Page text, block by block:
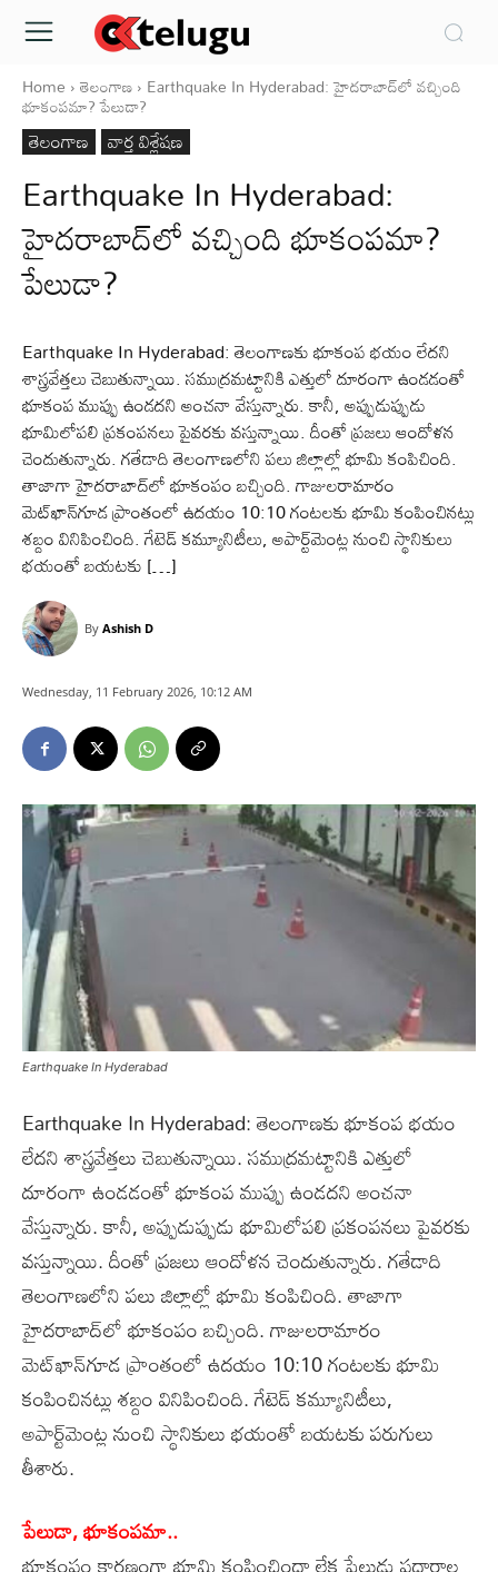
Home తెలంగాణ Earthquake In Hyderabad: హైదరాబాద్‌లో వచ్చింది
భూకంపమా? పేలుడా?
తెలంగాణ వార్త విశ్లేషణ
Earthquake In Hyderabad:
హైదరాబాద్‌లో వచ్చింది భూకంపమా?
పేలుడా?
Earthquake In Hyderabad: తెలంగాణకు భూకంప భయం లేదని
శాస్త్రవేత్తలు చెబుతున్నాయి. సముద్రమట్టానికి ఎత్తులో దూరంగా ఉండడంతో
భూకంప ముప్పు ఉండదని అంచనా వేస్తున్నారు. కానీ, అప్పుడుప్పుడు
భూమిలోపలి ప్రకంపనలు పైవరకు వస్తున్నాయి. దీంతో ప్రజలు ఆందోళన
చెందుతున్నారు. గతేడాది తెలంగాణలోని పలు జిల్లాల్లో భూమి కంపిచింది.
తాజాగా హైదరాబాద్‌లో భూకంపం బచ్చింది. గాజులరామారం
మెట్‌ఖాన్‌గూడ ప్రాంతంలో ఉదయం 10:10 గంటలకు భూమి కంపించినట్లు
శబ్దం వినిపించింది. గేటెడ్‌ కమ్యూనిటీలు, అపార్ట్‌మెంట్ల నుంచి స్థానికులు
భయంతో బయటకు […]
By Ashish D
Wednesday, 11 February 2026, 10:12 AM
Earthquake In Hyderabad
Earthquake In Hyderabad: తెలంగాణకు భూకంప భయం
లేదని శాస్త్రవేత్తలు చెబుతున్నాయి. సముద్రమట్టానికి ఎత్తులో
దూరంగా ఉండడంతో భూకంప ముప్పు ఉండదని అంచనా
వేస్తున్నారు. కానీ, అప్పుడుప్పుడు భూమిలోపలి ప్రకంపనలు పైవరకు
వస్తున్నాయి. దీంతో ప్రజలు ఆందోళన చెందుతున్నారు. గతేడాది
తెలంగాణలోని పలు జిల్లాల్లో భూమి కంపిచింది. తాజాగా
హైదరాబాద్‌లో భూకంపం బచ్చింది. గాజులరామారం
మెట్‌ఖాన్‌గూడ ప్రాంతంలో ఉదయం 10:10 గంటలకు భూమి
కంపించినట్లు శబ్దం వినిపించింది. గేటెడ్‌ కమ్యూనిటీలు,
అపార్ట్‌మెంట్ల నుంచి స్థానికులు భయంతో బయటకు పరుగులు
తీశారు.
పేలుడా, భూకంపమా..